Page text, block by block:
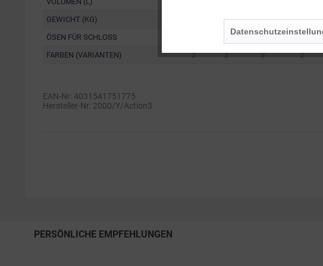
GEWICHT (KG)
0,5 0,7 0,9
ÖSEN FÜR SCHLOSS
2 2
FARBEN (VARIANTEN)
2 2 3 2
EAN-Nr: 4031541751775
Hersteller-Nr: 2000/Y/Action3
PERSÖNLICHE EMPFEHLUNGEN
Personalisierung
Service